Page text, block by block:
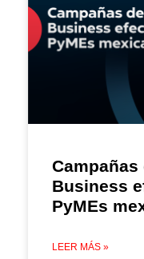
Campañas
Business
PyMEs
LEER MÁS »